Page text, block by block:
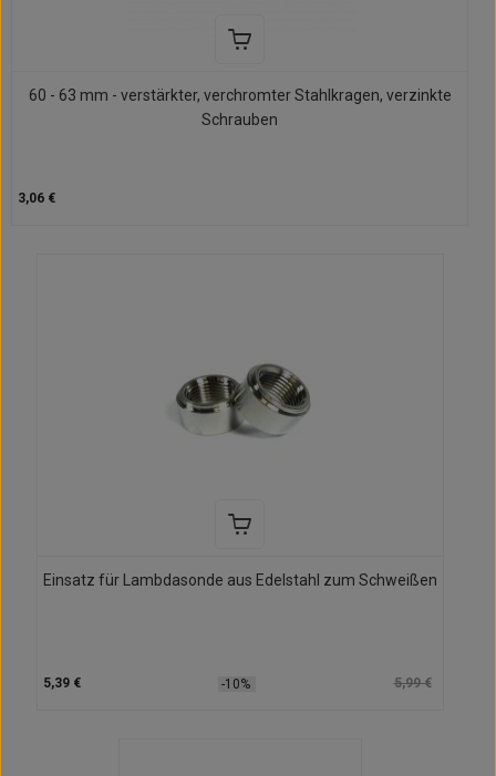
60 - 63 mm - verstärkter, verchromter Stahlkragen, verzinkte
Schrauben
3,06 €
Einsatz für Lambdasonde aus Edelstahl zum Schweißen
5,39 € -10% 5,99 €